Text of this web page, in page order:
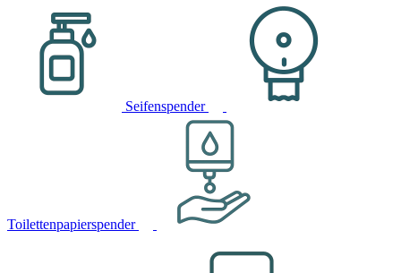
Seifenspender
Toilettenpapierspender